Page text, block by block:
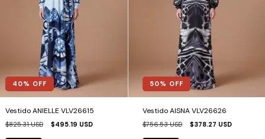
40% OFF
Vestido ANIELLE VLV26615
$825.31 USD $495.19 USD
50% OFF
Vestido AISNA VLV26626
$756.53 USD $378.27 USD